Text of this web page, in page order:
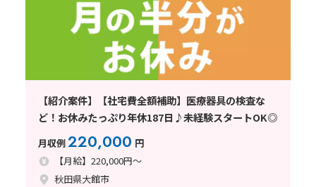
【紹介案件】【社宅費全額補助】医療器具の検査な
ど！お休みたっぷり年休187日♪未経験スタートOK◎
月収例220,000 円
【月給】220,000円～
秋田県大館市